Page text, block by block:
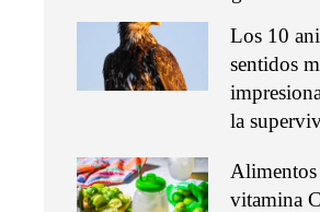
Los 10
sentidos
la
Alimentos
vitamina